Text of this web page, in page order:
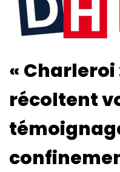
«
récoltent